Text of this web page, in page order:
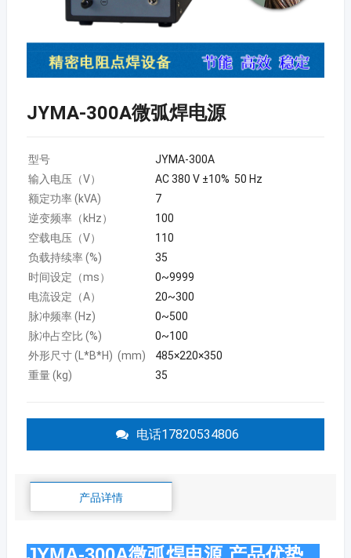
JYMA-300A微弧焊电源
型号
JYMA-300A
输入电压（V）
AC 380 V ±10% 50 Hz
额定功率 (kVA)
7
逆变频率（kHz）
100
空载电压（V）
110
负载持续率 (%)
35
时间设定（ms）
0~9999
电流设定（A）
20~300
脉冲频率 (Hz)
0~500
脉冲占空比 (%)
0~100
外形尺寸 (L*B*H) (mm)
485×220×350
重量 (kg)
35
电话17820534806
产品详情